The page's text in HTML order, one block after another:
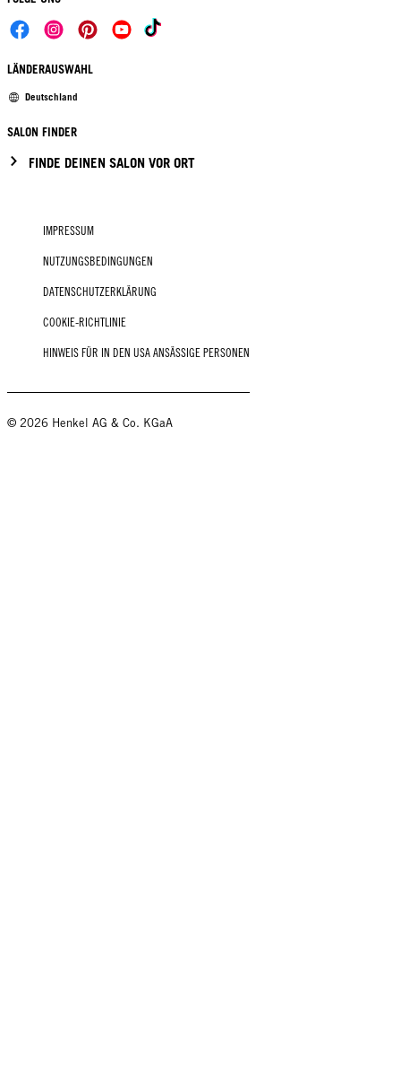
LÄNDERAUSWAHL
Deutschland
SALON FINDER
FINDE DEINEN SALON VOR ORT
IMPRESSUM
NUTZUNGSBEDINGUNGEN
DATENSCHUTZERKLÄRUNG
COOKIE-RICHTLINIE
HINWEIS FÜR IN DEN USA ANSÄSSIGE PERSONEN
© 2026 Henkel AG & Co. KGaA